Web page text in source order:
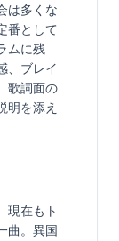
は多くな
番として
ムに残
、ブレイ
歌詞面の
明を添え
現在もト
曲。異国